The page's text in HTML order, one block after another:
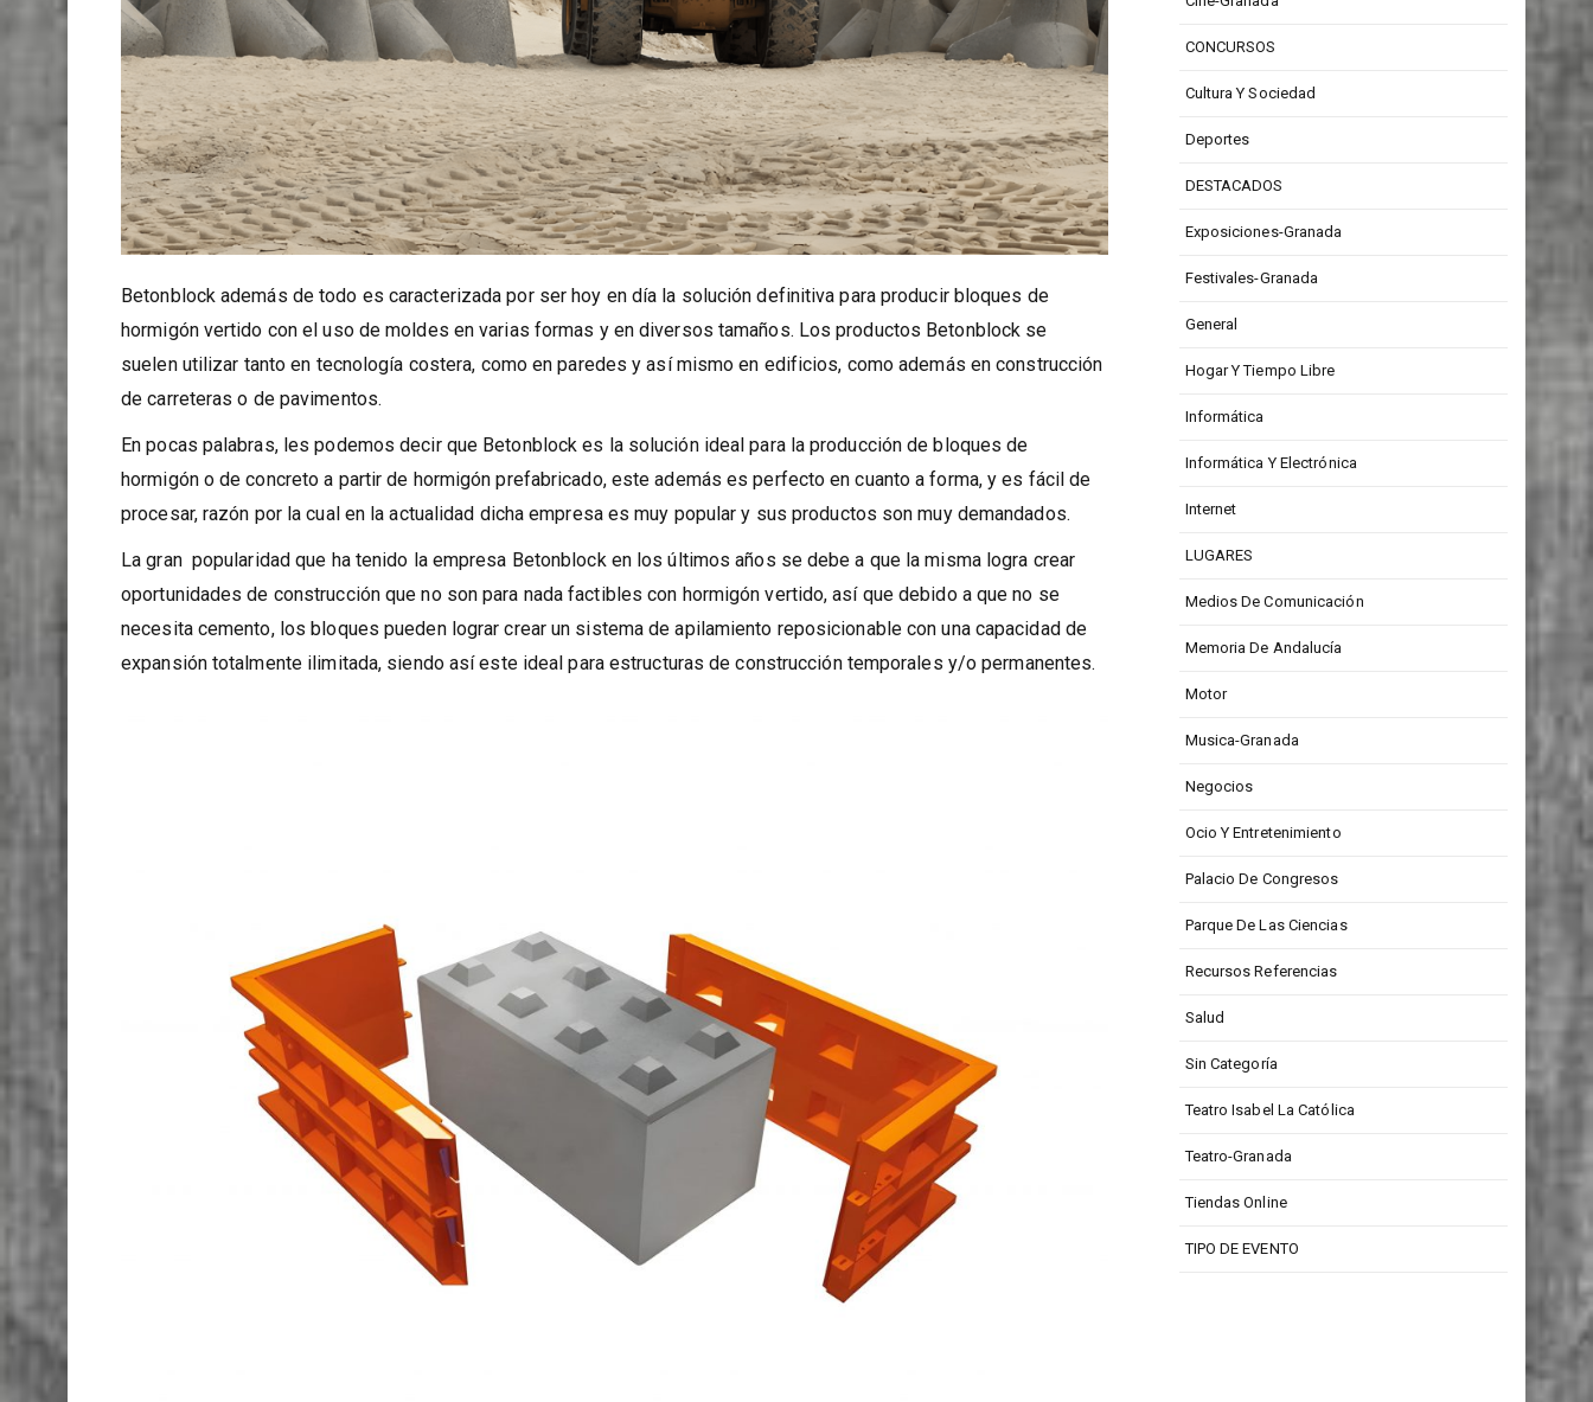
Betonblock además de todo es caracterizada por ser hoy en día la solución definitiva para producir bloques de
hormigón vertido con el uso de moldes en varias formas y en diversos tamaños. Los productos Betonblock se
suelen utilizar tanto en tecnología costera, como en paredes y así mismo en edificios, como además en construcción
de carreteras o de pavimentos.
En pocas palabras, les podemos decir que Betonblock es la solución ideal para la producción de bloques de
hormigón o de concreto a partir de hormigón prefabricado, este además es perfecto en cuanto a forma, y es fácil de
procesar, razón por la cual en la actualidad dicha empresa es muy popular y sus productos son muy demandados.
La gran popularidad que ha tenido la empresa Betonblock en los últimos años se debe a que la misma logra crear
oportunidades de construcción que no son para nada factibles con hormigón vertido, así que debido a que no se
necesita cemento, los bloques pueden lograr crear un sistema de apilamiento reposicionable con una capacidad de
Cine-Granada
CONCURSOS
Cultura Y Sociedad
Deportes
DESTACADOS
Exposiciones-Granada
Festivales-Granada
General
Hogar Y Tiempo Libre
Informática
Informática Y Electrónica
Internet
LUGARES
Medios De Comunicación
Memoria De Andalucía
Motor
Musica-Granada
Negocios
Ocio Y Entretenimiento
Palacio De Congresos
Parque De Las Ciencias
Recursos Referencias
Salud
Sin Categoría
Teatro Isabel La Católica
Teatro-Granada
Tiendas Online